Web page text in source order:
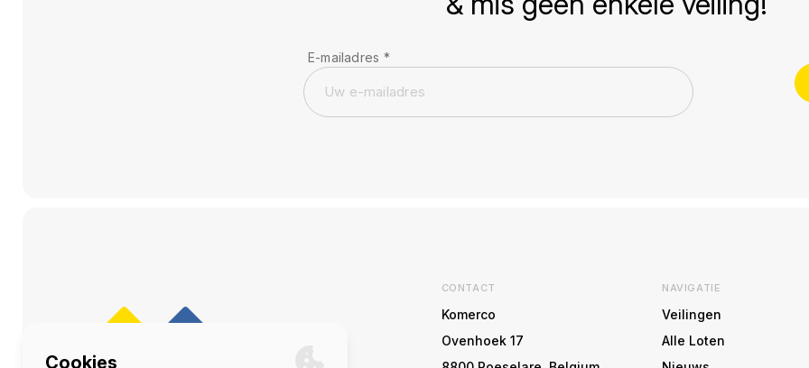
E-mailadres *
CONTACT
Komerco
Ovenhoek 17
NAVIGATIE
Veilingen
Alle Loten